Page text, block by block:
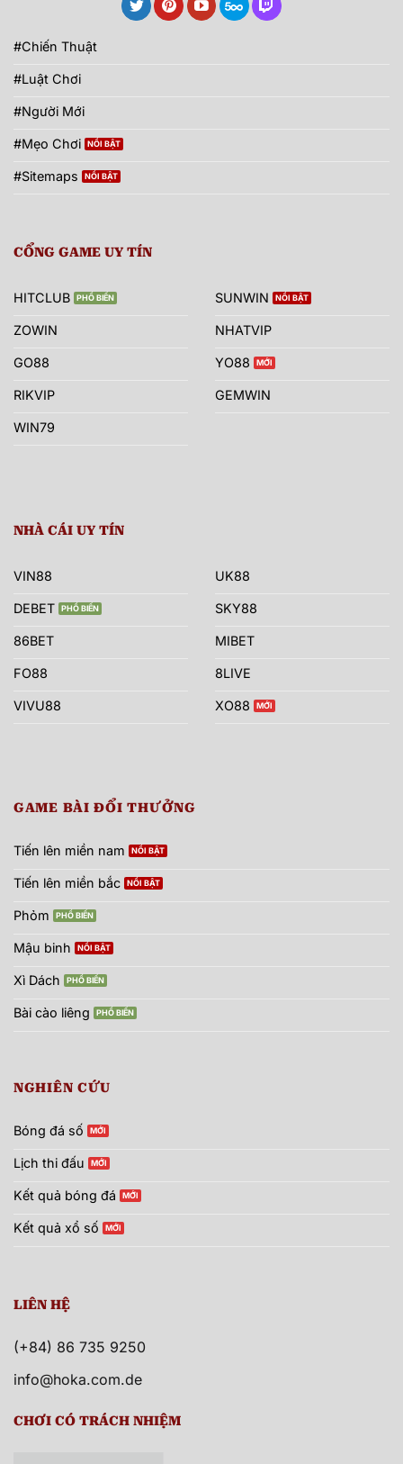
#Chiến Thuật
#Luật Chơi
#Người Mới
#Mẹo Chơi
#Sitemaps
CỔNG GAME UY TÍN
HITCLUB
ZOWIN
GO88
RIKVIP
WIN79
SUNWIN
NHATVIP
YO88
GEMWIN
NHÀ CÁI UY TÍN
VIN88
DEBET
86BET
FO88
VIVU88
UK88
SKY88
MIBET
8LIVE
XO88
GAME BÀI ĐỔI THƯỞNG
Tiến lên miền nam
Tiến lên miền bắc
Phỏm
Mậu binh
Xì Dách
Bài cào liêng
NGHIÊN CỨU
Bóng đá số
Lịch thi đấu
Kết quả bóng đá
Kết quả xổ số
LIÊN HỆ
(+84) 86 735 9250
info@hoka.com.de
CHƠI CÓ TRÁCH NHIỆM